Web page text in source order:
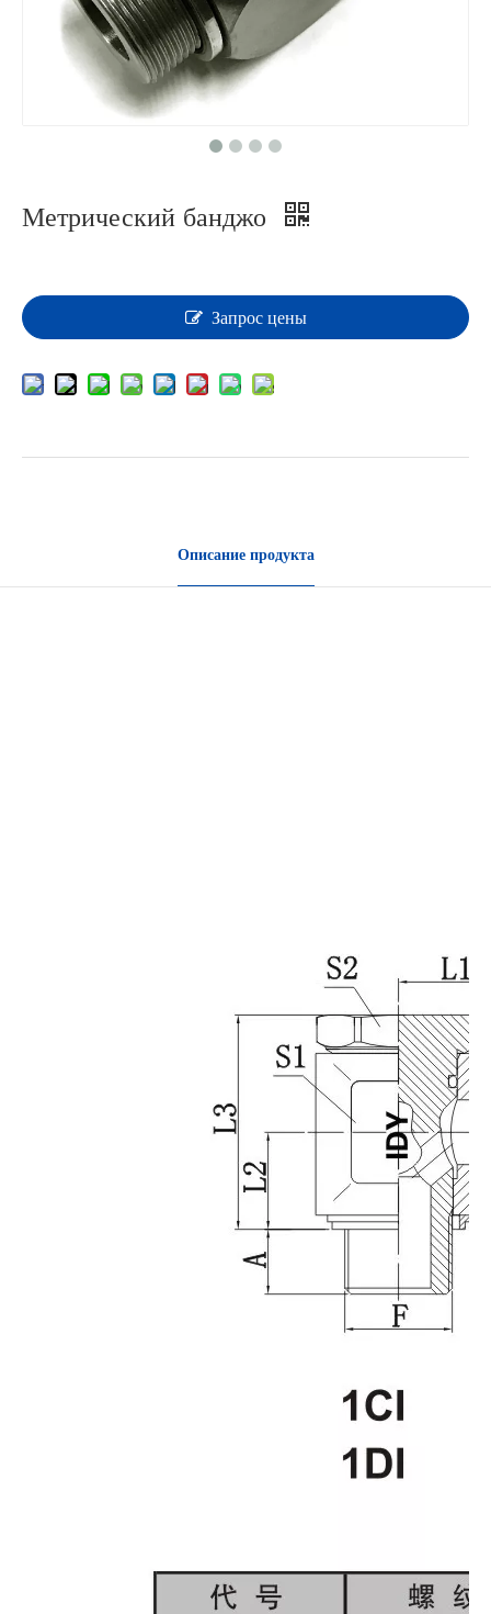
Метрический банджо
Запрос цены
Описание продукта